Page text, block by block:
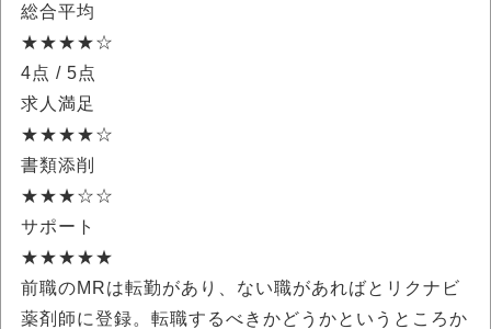
総合平均
★★★★☆
4点 / 5点
求人満足
★★★★☆
書類添削
★★★☆☆
サポート
★★★★★
前職のMRは転勤があり、ない職があればとリクナビ
薬剤師に登録。転職するべきかどうかというところか